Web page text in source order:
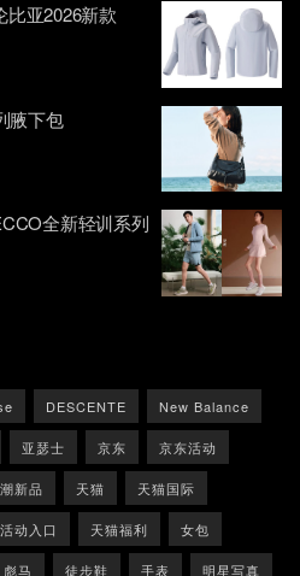
亚2026新款
腋下包
全新轻训系列
DESCENTE New Balance
亚瑟士 京东 京东活动
新品 天猫 天猫国际
动入口 天猫福利 女包
彪马 徒步鞋 手表 明星写真